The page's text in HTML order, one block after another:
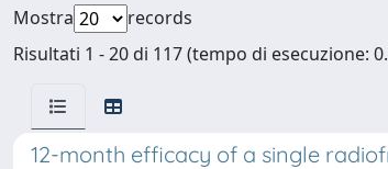
Mostra
records
Risultati 1 - 20 di 117 (tempo di esecuzione:
12-month efficacy of a single